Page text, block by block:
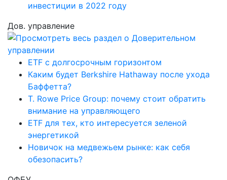
инвестиции в 2022 году
Дов. управление
ETF с долгосрочным горизонтом
Каким будет Berkshire Hathaway после ухода
Баффетта?
T. Rowe Price Group: почему стоит обратить
внимание на управляющего
ETF для тех, кто интересуется зеленой
энергетикой
Новичок на медвежьем рынке: как себя
обезопасить?